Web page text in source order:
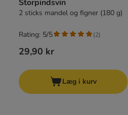
Storpindsvin
2 sticks mandel og figner (180 g)
29,90 kr
Rating: 5/5 (2)
Læg i kurv